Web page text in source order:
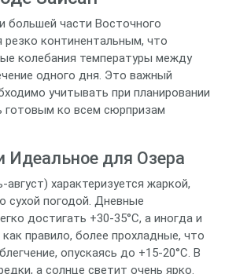
большей части Восточного
резко континентальным, что
колебания температуры между
одного дня. Это важный
учитывать при планировании
ко всем сюрпризам
Идеальное для Озера
характеризуется жаркой,
сухой погодой. Дневные
достигать +30-35°C, а иногда и
правило, более прохладные, что
опускаясь до +15-20°C. В
а солнце светит очень ярко.